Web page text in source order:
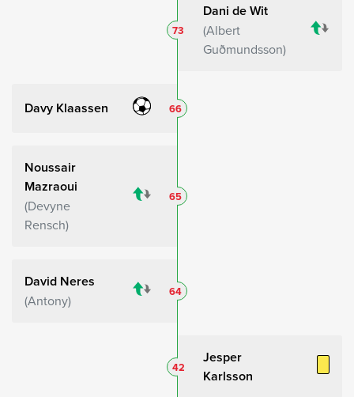
Dani de Wit
Albert
Guðmundsson
73
Davy Klaassen 66
Noussair
Mazraoui
Devyne
Rensch
65
David Neres
Antony
64
Jesper
Karlsson
42